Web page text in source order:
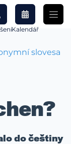
Kalendář
slovesa
do češtiny